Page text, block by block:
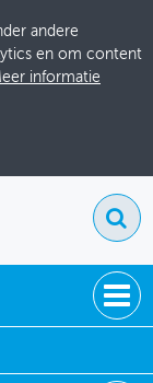
andere
en om content
informatie